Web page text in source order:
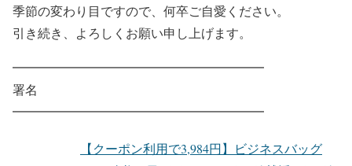
季節の変わり目ですので、何卒ご自愛ください。
引き続き、よろしくお願い申し上げます。
━━━━━━━━━━━━━━━━━━━━
署名
━━━━━━━━━━━━━━━━━━━━
【クーポン利用で3,984円】ビジネスバッグ